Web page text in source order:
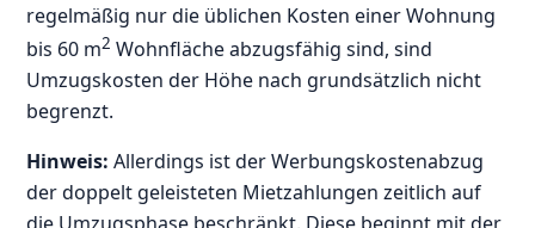
regelmäßig nur die üblichen Kosten einer Wohnung
bis 60 m2 Wohnfläche abzugsfähig sind, sind
Umzugskosten der Höhe nach grundsätzlich nicht
begrenzt.
Hinweis: Allerdings ist der Werbungskostenabzug
der doppelt geleisteten Mietzahlungen zeitlich auf